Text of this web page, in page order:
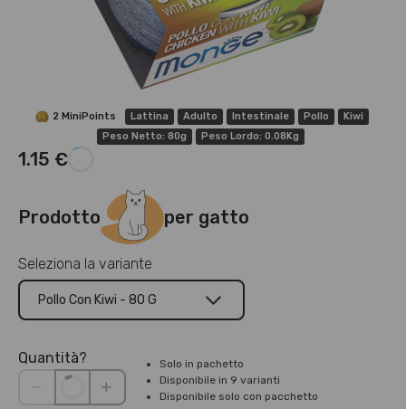
2 MiniPoints Lattina Adulto Intestinale Pollo
Kiwi
Peso Netto: 80g
Peso Lordo: 0.08Kg
1.15 €
Prodotto per gatto
Seleziona la variante
Pollo Con Kiwi - 80 G
Quantità?
Solo in pachetto
Disponibile in 9 varianti
Disponibile solo con pacchetto